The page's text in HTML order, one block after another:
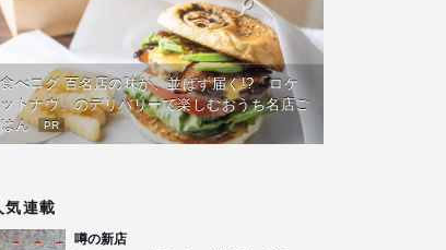
食べログ 百名店の味が、並ばず届く!?「ロケ
ットナウ」のデリバリーで楽しむおうち名店ご
はん
PR
気連載
噂の新店